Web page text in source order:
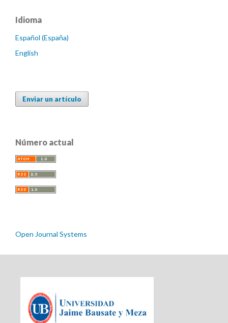
Idioma
Español (España)
English
Enviar un artículo
Número actual
Open Journal Systems